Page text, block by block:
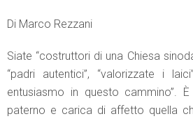
Di Marco Rezzani
Siate “costruttori di una Chiesa
“padri autentici”, “valorizzate i
entusiasmo in questo cammino”.
paterno e carica di affetto quella